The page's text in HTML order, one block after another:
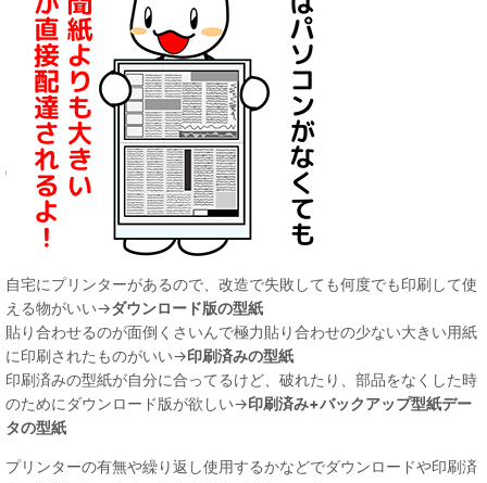
自宅にプリンターがあるので、改造で失敗しても何度でも印刷して使
える物がいい→ダウンロード版の型紙
貼り合わせるのが面倒くさいんで極力貼り合わせの少ない大きい用紙
に印刷されたものがいい→印刷済みの型紙
印刷済みの型紙が自分に合ってるけど、破れたり、部品をなくした時
のためにダウンロード版が欲しい→印刷済み+バックアップ型紙デー
タの型紙
プリンターの有無や繰り返し使用するかなどでダウンロードや印刷済